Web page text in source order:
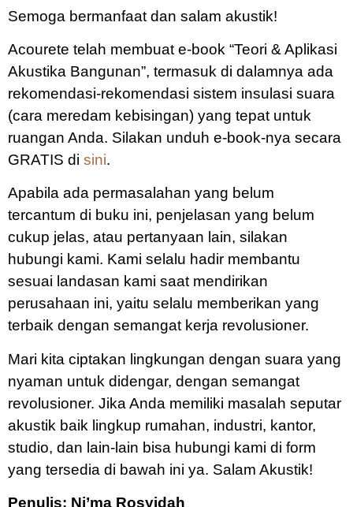
Semoga bermanfaat dan salam akustik!
Acourete telah membuat e-book “Teori & Aplikasi
Akustika Bangunan”, termasuk di dalamnya ada
rekomendasi-rekomendasi sistem insulasi suara
(cara meredam kebisingan) yang tepat untuk
ruangan Anda. Silakan unduh e-book-nya secara
GRATIS di sini.
Apabila ada permasalahan yang belum
tercantum di buku ini, penjelasan yang belum
cukup jelas, atau pertanyaan lain, silakan
hubungi kami. Kami selalu hadir membantu
sesuai landasan kami saat mendirikan
perusahaan ini, yaitu selalu memberikan yang
terbaik dengan semangat kerja revolusioner.
Mari kita ciptakan lingkungan dengan suara yang
nyaman untuk didengar, dengan semangat
revolusioner. Jika Anda memiliki masalah seputar
akustik baik lingkup rumahan, industri, kantor,
studio, dan lain-lain bisa hubungi kami di form
yang tersedia di bawah ini ya. Salam Akustik!
Penulis: Ni’ma Rosyidah